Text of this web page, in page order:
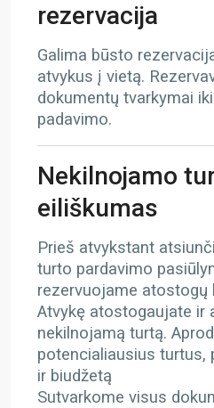
rezervacija
Galima būsto
atvykus į vietą.
dokumentų tvarkymai
padavimo.
Nekilnojamo
eiliškumas
Prieš atvykstant
turto pardavimo
rezervuojame atostogų
Atvykę atostogaujate ir
nekilnojamą turtą.
potencialiausius turtus,
ir biudžetą
Sutvarkome visus